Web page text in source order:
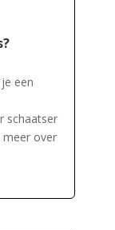
een
schaatser
meer over